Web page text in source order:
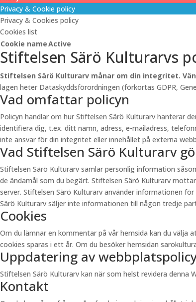
Privacy & Cookie policy
Privacy & Cookies policy
Cookies list
Cookie nameActive
Stiftelsen Särö Kulturarvs
Stiftelsen Särö Kulturarv månar om din integritet.
lagen heter Dataskyddsförordningen (förkortas GDPR,
Vad omfattar policyn
Policyn handlar om hur Stiftelsen Särö Kulturarv hanterar
identifiera dig, t.ex. ditt namn, adress, e-mailadress,
inte ansvar för din integritet eller innehållet på externa
Vad Stiftelsen Särö Kulturarv
Stiftelsen Särö Kulturarv samlar personlig information
de ändamål som du begärt. Stiftelsen Särö Kulturarv
server. Stiftelsen Särö Kulturarv använder informationen
Särö Kulturarv säljer inte informationen till någon tredje
Cookies
Om du lämnar en kommentar på vår hemsida kan du
cookies sparas i ett år. Om du besöker hemsidan
Uppdatering av
Stiftelsen Särö Kulturarv kan när som helst revidera denna
Kontakt